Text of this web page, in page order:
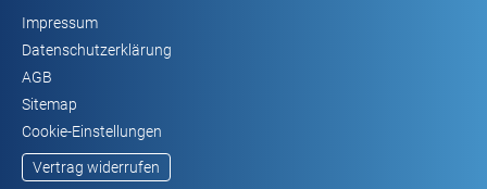
Impressum
Datenschutzerklärung
AGB
Sitemap
Cookie-Einstellungen
Vertrag widerrufen